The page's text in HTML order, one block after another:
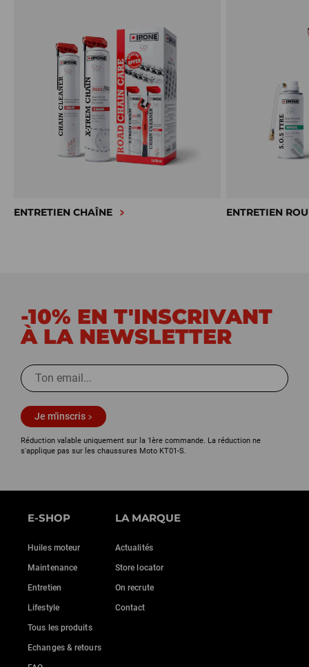
ENTRETIEN CHAÎNE ENTRETIEN
-10% EN T'INSCRIVANT
À LA NEWSLETTER
Je m'inscris
Réduction valable uniquement sur la 1ère commande. La réduction ne
s'applique pas sur les chaussures Moto KT01-S.
E-SHOP
Huiles moteur
Maintenance
Entretien
Lifestyle
Tous les produits
Echanges & retours
LA MARQUE
Actualités
Store locator
On recrute
Contact